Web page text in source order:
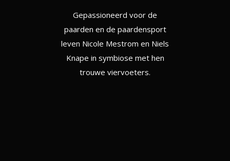
Gepassioneerd voor de
paarden en de paardensport
leven Nicole Mestrom en Niels
Knape in symbiose met hen
trouwe viervoeters.